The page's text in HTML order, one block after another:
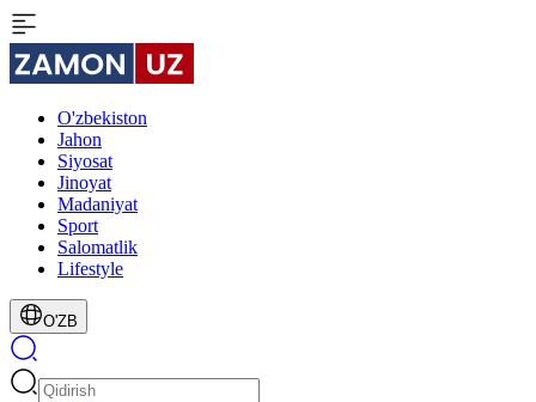
O'zbekiston
Jahon
Siyosat
Jinoyat
Madaniyat
Sport
Salomatlik
Lifestyle
O'ZB